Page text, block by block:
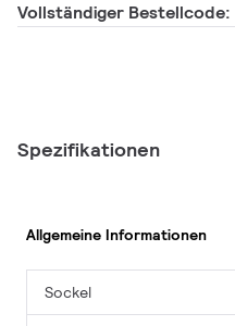
Vollständiger Bestellcode:
Spezifikationen
Allgemeine Informationen
Sockel